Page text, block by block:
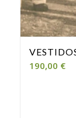
190,00 €